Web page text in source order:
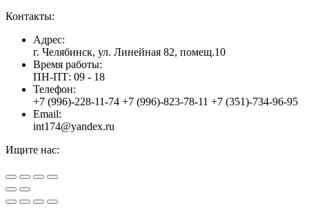
Контакты:
Адрес:
г. Челябинск, ул. Линейная 82, помещ.10
Время работы:
ПН-ПТ: 09 - 18
Телефон:
+7 (996)-228-11-74 +7 (996)-823-78-11 +7 (351)-734-96-95
Email:
int174@yandex.ru
Ищите нас:
Страница
YouTube
открывается
Страница
Viber
открывается
Страница
WhatsApp
открывается
Вверх